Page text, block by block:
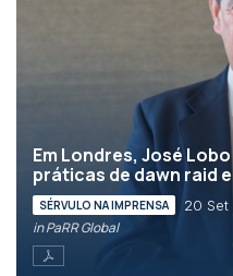
Em Londres, José
práticas de dawn raid
SÉRVULO NA IMPRENSA 20 Set
in PaRR Global